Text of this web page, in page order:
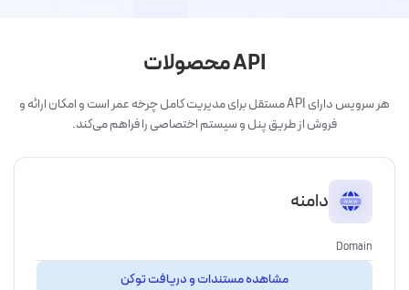
API محصولات
هر سرویس دارای API مستقل برای مدیریت کامل چرخه عمر است و امکان ارائه و
فروش از طریق پنل و سیستم اختصاصی را فراهم می‌کند.
دامنه
Domain
مشاهده مستندات و دریافت توکن